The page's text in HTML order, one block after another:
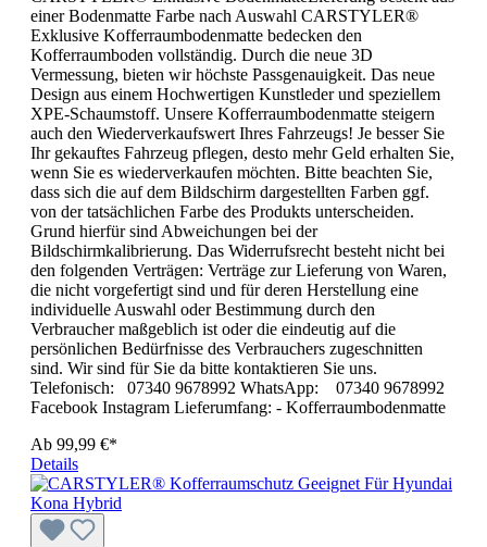
einer Bodenmatte Farbe nach Auswahl CARSTYLER®
Exklusive Kofferraumbodenmatte bedecken den
Kofferraumboden vollständig. Durch die neue 3D
Vermessung, bieten wir höchste Passgenauigkeit. Das neue
Design aus einem Hochwertigen Kunstleder und speziellem
XPE-Schaumstoff. Unsere Kofferraumbodenmatte steigern
auch den Wiederverkaufswert Ihres Fahrzeugs! Je besser Sie
Ihr gekauftes Fahrzeug pflegen, desto mehr Geld erhalten Sie,
wenn Sie es wiederverkaufen möchten. Bitte beachten Sie,
dass sich die auf dem Bildschirm dargestellten Farben ggf.
von der tatsächlichen Farbe des Produkts unterscheiden.
Grund hierfür sind Abweichungen bei der
Bildschirmkalibrierung. Das Widerrufsrecht besteht nicht bei
den folgenden Verträgen: Verträge zur Lieferung von Waren,
die nicht vorgefertigt sind und für deren Herstellung eine
individuelle Auswahl oder Bestimmung durch den
Verbraucher maßgeblich ist oder die eindeutig auf die
persönlichen Bedürfnisse des Verbrauchers zugeschnitten
sind. Wir sind für Sie da bitte kontaktieren Sie uns.
Telefonisch: 07340 9678992 WhatsApp: 07340 9678992
Facebook Instagram Lieferumfang: - Kofferraumbodenmatte
Ab 99,99 €*
Details